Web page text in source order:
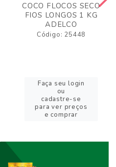
COCO FLOCOS SECO
FIOS LONGOS 1 KG
ADELCO
Código: 25448
Faça seu login
ou
cadastre-se
para ver preços
e comprar